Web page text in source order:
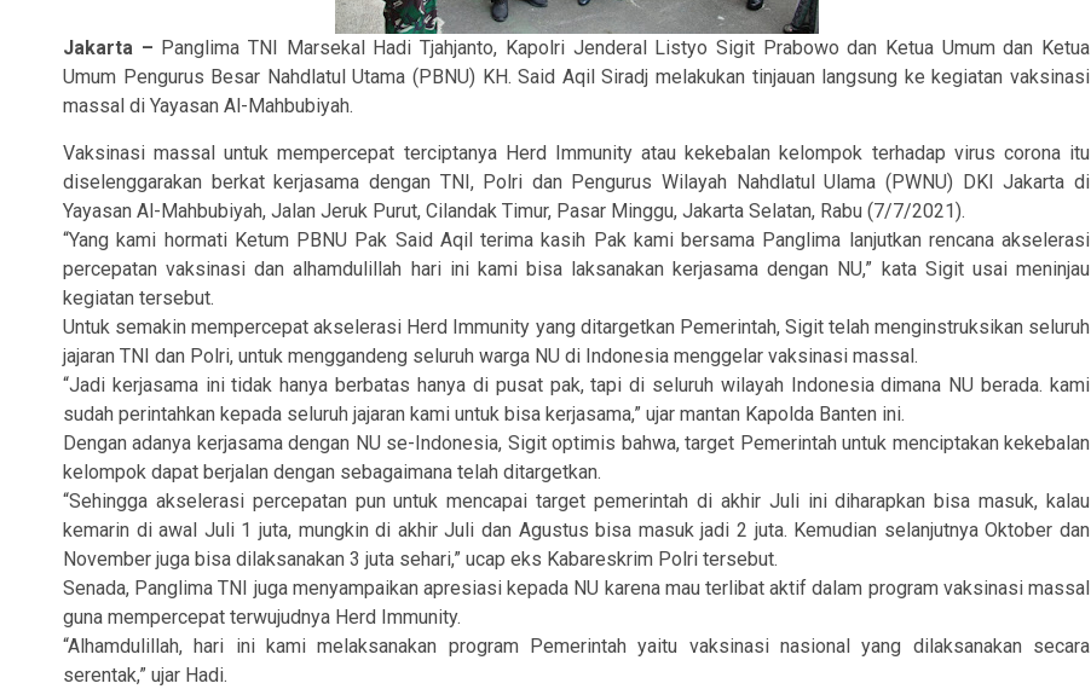
Jakarta – Panglima TNI Marsekal Hadi Tjahjanto, Kapolri Jenderal Listyo Sigit Prabowo dan Ketua Umum dan Ketua
Umum Pengurus Besar Nahdlatul Utama (PBNU) KH. Said Aqil Siradj melakukan tinjauan langsung ke kegiatan vaksinasi
massal di Yayasan Al-Mahbubiyah.
Vaksinasi massal untuk mempercepat terciptanya Herd Immunity atau kekebalan kelompok terhadap virus corona itu
diselenggarakan berkat kerjasama dengan TNI, Polri dan Pengurus Wilayah Nahdlatul Ulama (PWNU) DKI Jakarta di
Yayasan Al-Mahbubiyah, Jalan Jeruk Purut, Cilandak Timur, Pasar Minggu, Jakarta Selatan, Rabu (7/7/2021).
“Yang kami hormati Ketum PBNU Pak Said Aqil terima kasih Pak kami bersama Panglima lanjutkan rencana akselerasi
percepatan vaksinasi dan alhamdulillah hari ini kami bisa laksanakan kerjasama dengan NU,” kata Sigit usai meninjau
kegiatan tersebut.
Untuk semakin mempercepat akselerasi Herd Immunity yang ditargetkan Pemerintah, Sigit telah menginstruksikan seluruh
jajaran TNI dan Polri, untuk menggandeng seluruh warga NU di Indonesia menggelar vaksinasi massal.
“Jadi kerjasama ini tidak hanya berbatas hanya di pusat pak, tapi di seluruh wilayah Indonesia dimana NU berada. kami
sudah perintahkan kepada seluruh jajaran kami untuk bisa kerjasama,” ujar mantan Kapolda Banten ini.
Dengan adanya kerjasama dengan NU se-Indonesia, Sigit optimis bahwa, target Pemerintah untuk menciptakan kekebalan
kelompok dapat berjalan dengan sebagaimana telah ditargetkan.
“Sehingga akselerasi percepatan pun untuk mencapai target pemerintah di akhir Juli ini diharapkan bisa masuk, kalau
kemarin di awal Juli 1 juta, mungkin di akhir Juli dan Agustus bisa masuk jadi 2 juta. Kemudian selanjutnya Oktober dan
November juga bisa dilaksanakan 3 juta sehari,” ucap eks Kabareskrim Polri tersebut.
Senada, Panglima TNI juga menyampaikan apresiasi kepada NU karena mau terlibat aktif dalam program vaksinasi massal
guna mempercepat terwujudnya Herd Immunity.
“Alhamdulillah, hari ini kami melaksanakan program Pemerintah yaitu vaksinasi nasional yang dilaksanakan secara
serentak,” ujar Hadi.